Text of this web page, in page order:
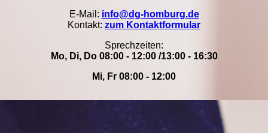
E-Mail: info@dg-homburg.de
Kontakt: zum Kontaktformular
Sprechzeiten:
Mo, Di, Do 08:00 - 12:00 /13:00 - 16:30
Mi, Fr 08:00 - 12:00